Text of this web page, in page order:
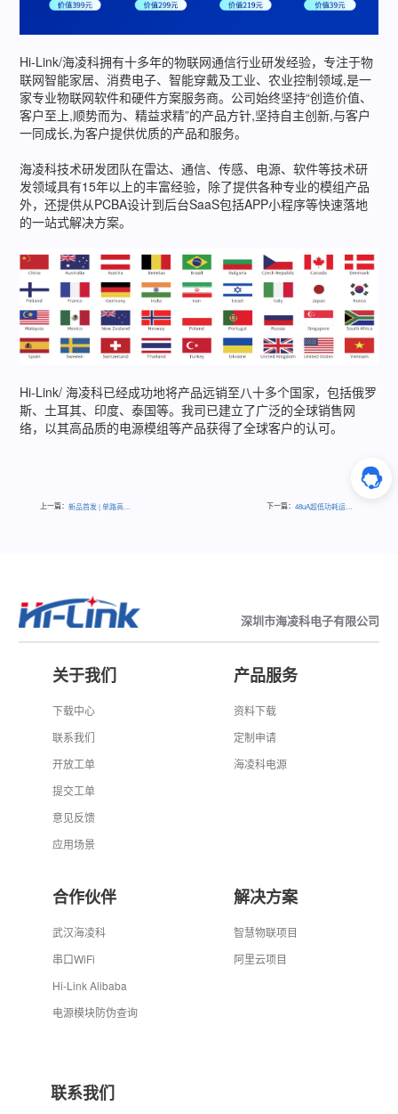
Hi-Link/海凌科拥有十多年的物联网通信行业研发经验，专注于物
联网智能家居、消费电子、智能穿戴及工业、农业控制领域,是一
家专业物联网软件和硬件方案服务商。公司始终坚持“创造价值、
客户至上,顺势而为、精益求精”的产品方针,坚持自主创新,与客户
一同成长,为客户提供优质的产品和服务。
海凌科技术研发团队在雷达、通信、传感、电源、软件等技术研
发领域具有15年以上的丰富经验，除了提供各种专业的模组产品
外，还提供从PCBA设计到后台SaaS包括APP小程序等快速落地
的一站式解决方案。
Hi-Link/ 海凌科已经成功地将产品远销至八十多个国家，包括俄罗
斯、土耳其、印度、泰国等。我司已建立了广泛的全球销售网
络，以其高品质的电源模组等产品获得了全球客户的认可。
上一篇： 新品首发 | 单路高速RS485隔离收发模块 下一篇： 48uA超低功耗运动感知雷达 支持电池供电
深圳市海凌科电子有限公司
关于我们
下载中心
联系我们
开放工单
提交工单
意见反馈
应用场景
产品服务
资料下载
定制申请
海凌科电源
合作伙伴
武汉海凌科
串口WiFi
Hi-Link Alibaba
电源模块防伪查询
解决方案
智慧物联项目
阿里云项目
联系我们